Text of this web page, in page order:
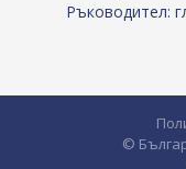
Ръководител:
©